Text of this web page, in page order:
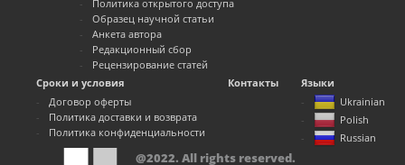
Политика открытого доступа
Образец научной статьи
Анкета автора
Редакционный сбор
Рецензирование статей
Сроки и условия
Договор оферты
Политика доставки и возврата
Политика конфиденциальности
Контакты
Языки
Ukrainian
Polish
Russian
@2022. All rights reserved.